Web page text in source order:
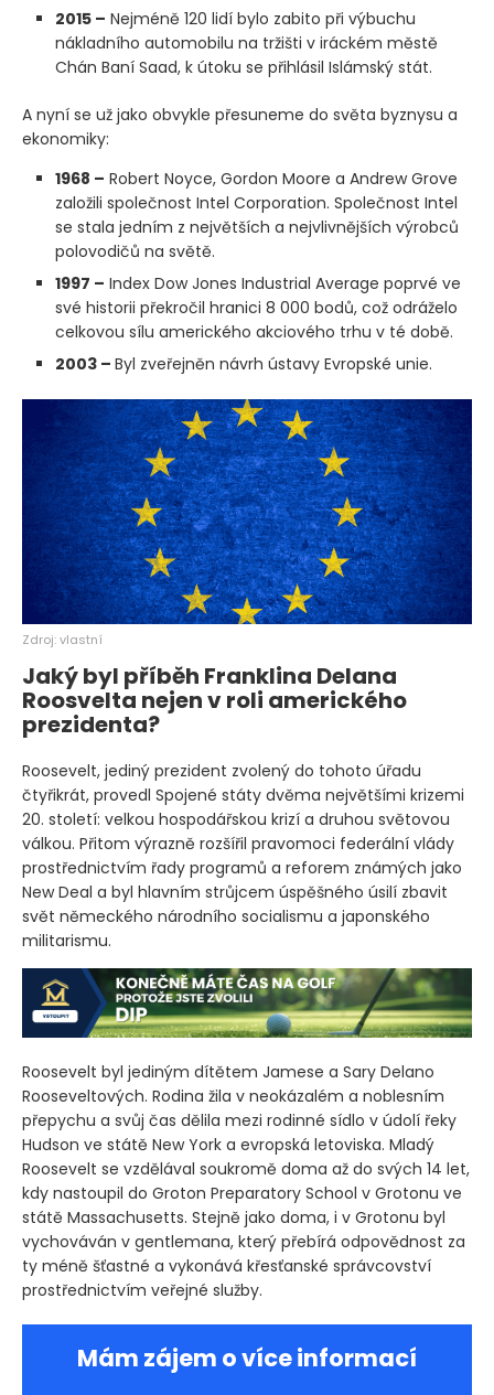
2015 – Nejméně 120 lidí bylo zabito při výbuchu
nákladního automobilu na tržišti v iráckém městě
Chán Baní Saad, k útoku se přihlásil Islámský stát.
A nyní se už jako obvykle přesuneme do světa byznysu a
ekonomiky:
1968 – Robert Noyce, Gordon Moore a Andrew Grove
založili společnost Intel Corporation. Společnost Intel
se stala jedním z největších a nejvlivnějších výrobců
polovodičů na světě.
1997 – Index Dow Jones Industrial Average poprvé ve
své historii překročil hranici 8 000 bodů, což odráželo
celkovou sílu amerického akciového trhu v té době.
2003 – Byl zveřejněn návrh ústavy Evropské unie.
Zdroj: vlastní
Jaký byl příběh Franklina Delana
Roosvelta nejen v roli amerického
prezidenta?
Roosevelt, jediný prezident zvolený do tohoto úřadu
čtyřikrát, provedl Spojené státy dvěma největšími krizemi
20. století: velkou hospodářskou krizí a druhou světovou
válkou. Přitom výrazně rozšířil pravomoci federální vlády
prostřednictvím řady programů a reforem známých jako
New Deal a byl hlavním strůjcem úspěšného úsilí zbavit
svět německého národního socialismu a japonského
militarismu.
Roosevelt byl jediným dítětem Jamese a Sary Delano
Rooseveltových. Rodina žila v neokázalém a noblesním
přepychu a svůj čas dělila mezi rodinné sídlo v údolí řeky
Hudson ve státě New York a evropská letoviska. Mladý
Roosevelt se vzdělával soukromě doma až do svých 14 let,
kdy nastoupil do Groton Preparatory School v Grotonu ve
státě Massachusetts. Stejně jako doma, i v Grotonu byl
vychováván v gentlemana, který přebírá odpovědnost za
ty méně šťastné a vykonává křesťanské správcovství
prostřednictvím veřejné služby.
Mám zájem o více informací